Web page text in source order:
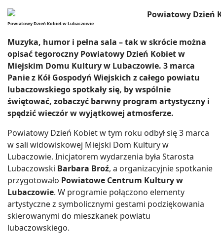
Powiatowy Dzień Kobiet w Lubaczowie
Muzyka, humor i pełna sala – tak w skrócie można
opisać tegoroczny Powiatowy Dzień Kobiet w
Miejskim Domu Kultury w Lubaczowie. 3 marca
Panie z Kół Gospodyń Wiejskich z całego powiatu
lubaczowskiego spotkały się, by wspólnie
świętować, zobaczyć barwny program artystyczny i
spędzić wieczór w wyjątkowej atmosferze.
Powiatowy Dzień Kobiet w tym roku odbył się 3 marca
w sali widowiskowej Miejski Dom Kultury w
Lubaczowie. Inicjatorem wydarzenia była Starosta
Lubaczowski Barbara Broź, a organizacyjnie spotkanie
przygotowało Powiatowe Centrum Kultury w
Lubaczowie. W programie połączono elementy
artystyczne z symbolicznymi gestami podziękowania
skierowanymi do mieszkanek powiatu
lubaczowskiego.